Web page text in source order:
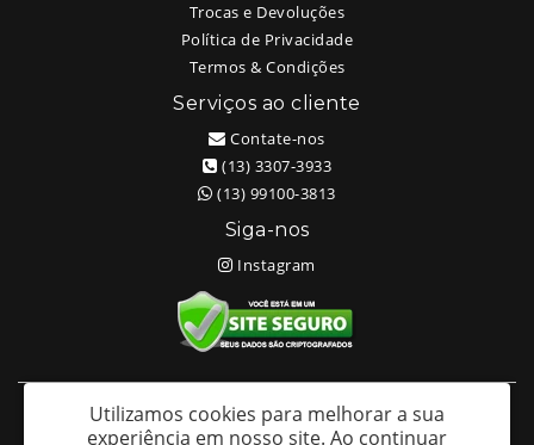
Trocas e Devoluções
Política de Privacidade
Termos & Condições
Serviços ao cliente
Contate-nos
(13) 3307-3933
(13) 99100-3813
Siga-nos
Instagram
White Head Tattoo (Wellington Ricardo Kudlinski EPP) - CNPJ:
Utilizamos cookies para melhorar a sua
experiência em nosso site. Ao continuar